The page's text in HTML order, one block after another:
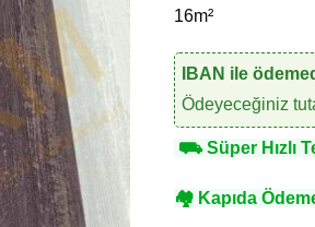
16m²
IBAN ile
Ödeyeceğiniz
⛟Süper Hızlı
🏘 Kapıda